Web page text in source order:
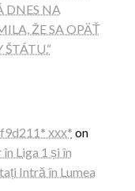
DNES NA
ŽE SA OPÄŤ
ххх* on
Liga 1 și în
Intră în Lumea